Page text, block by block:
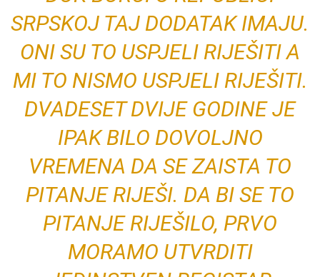
SRPSKOJ TAJ DODATAK IMAJU.
ONI SU TO USPJELI RIJEŠITI A
MI TO NISMO USPJELI RIJEŠITI.
DVADESET DVIJE GODINE JE
IPAK BILO DOVOLJNO
VREMENA DA SE ZAISTA TO
PITANJE RIJEŠI. DA BI SE TO
PITANJE RIJEŠILO, PRVO
MORAMO UTVRDITI